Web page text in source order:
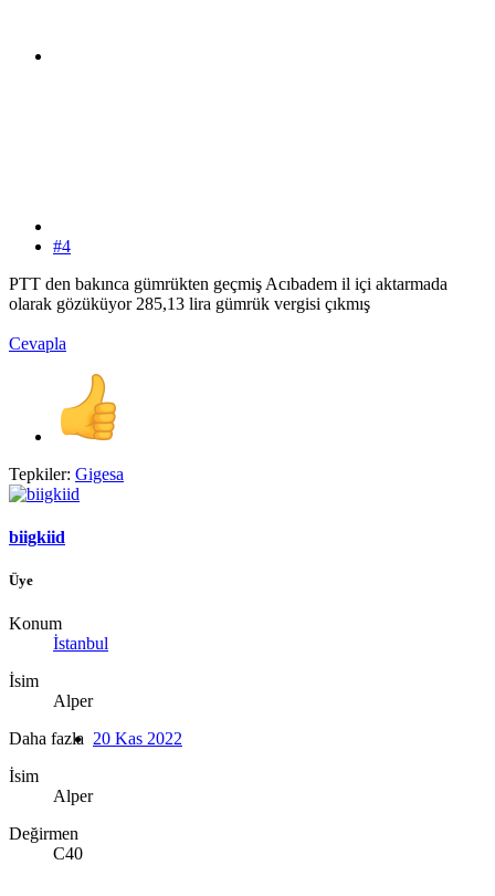
#4
PTT den bakınca gümrükten geçmiş Acıbadem il içi aktarmada
olarak gözüküyor 285,13 lira gümrük vergisi çıkmış
Cevapla
Tepkiler: Gigesa
biigkiid
Üye
Konum
İstanbul
İsim
Alper
Daha fazla
İsim
Alper
Değirmen
C40
20 Kas 2022